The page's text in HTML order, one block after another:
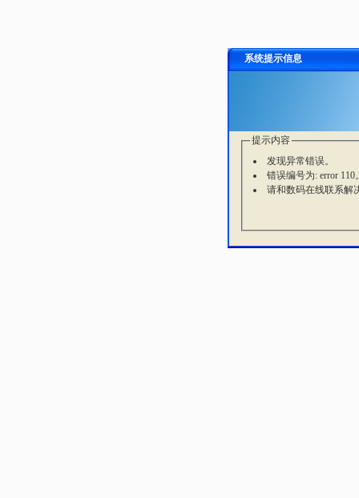
系统提示信息
提示内容
发现异常错误。
错误编号为: error 110
请和数码在线联系解